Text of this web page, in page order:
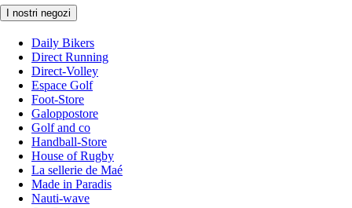
I nostri negozi
Daily Bikers
Direct Running
Direct-Volley
Espace Golf
Foot-Store
Galoppostore
Golf and co
Handball-Store
House of Rugby
La sellerie de Maé
Made in Paradis
Nauti-wave